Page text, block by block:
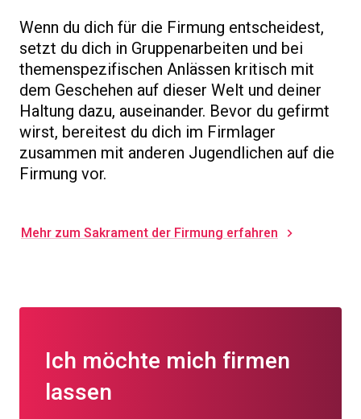
Wenn du dich für die Firmung entscheidest,
setzt du dich in Gruppenarbeiten und bei
themenspezifischen Anlässen kritisch mit
dem Geschehen auf dieser Welt und deiner
Haltung dazu, auseinander. Bevor du gefirmt
wirst, bereitest du dich im Firmlager
zusammen mit anderen Jugendlichen auf die
Firmung vor.
Mehr zum Sakrament der Firmung erfahren
Ich möchte mich firmen
lassen